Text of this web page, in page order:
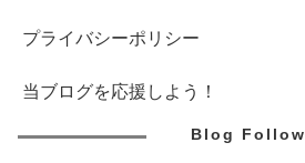
プライバシーポリシー
当ブログを応援しよう！
Blog Follow